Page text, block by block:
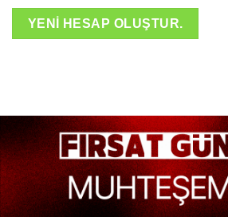
YENI HESAP OLUŞTUR.